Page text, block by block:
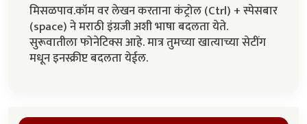
मिसळपाव.कॉम वर लेखन करताना कंट्रोल (Ctrl) + स्पेसबार
(space) ने मराठी इंग्रजी अशी भाषा बदलता येते.
सुरूवातीला फोनेटिक्स आहे. मात्र तुमच्या खात्याच्या सेटींग
मधून इनस्क्रीप्ट बदलता येईल.